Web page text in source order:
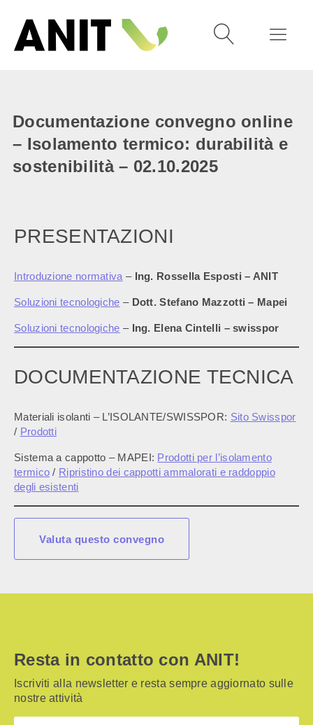
Documentazione convegno online
– Isolamento termico: durabilità e
sostenibilità – 02.10.2025
PRESENTAZIONI
Introduzione normativa – Ing. Rossella Esposti – ANIT
Soluzioni tecnologiche – Dott. Stefano Mazzotti – Mapei
Soluzioni tecnologiche – Ing. Elena Cintelli – swisspor
DOCUMENTAZIONE TECNICA
Materiali isolanti – L’ISOLANTE/SWISSPOR: Sito Swisspor
/ Prodotti
Sistema a cappotto – MAPEI: Prodotti per l’isolamento
termico / Ripristino dei cappotti ammalorati e raddoppio
degli esistenti
Valuta questo convegno
Resta in contatto con ANIT!
Iscriviti alla newsletter e resta sempre aggiornato sulle
nostre attività